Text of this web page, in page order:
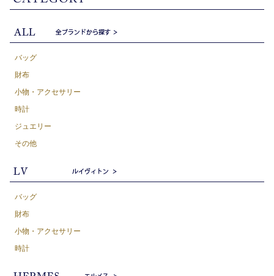
バッグ
財布
小物・アクセサリー
時計
ジュエリー
その他
バッグ
財布
小物・アクセサリー
時計